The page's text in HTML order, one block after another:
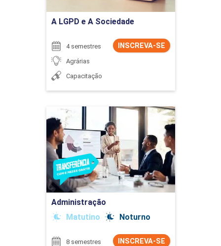
A LGPD e A Sociedade
INSCREVA-SE
4 semestres
Agrárias
Capacitação
Administração
Matutino
Noturno
INSCREVA-SE
8 semestres
Administração
Detalhes do curso
Ir para Inscrição